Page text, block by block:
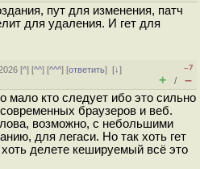
пут для изменения, патч
для удаления. И гет для
[^] [^^] [^^^] [ответить][↓]
–7
+ / –
мало кто следует ибо это сильно
браузеров и веб.
возможно, с небольшими
для легаси. Но так хоть гет
делете кешируемый всё это